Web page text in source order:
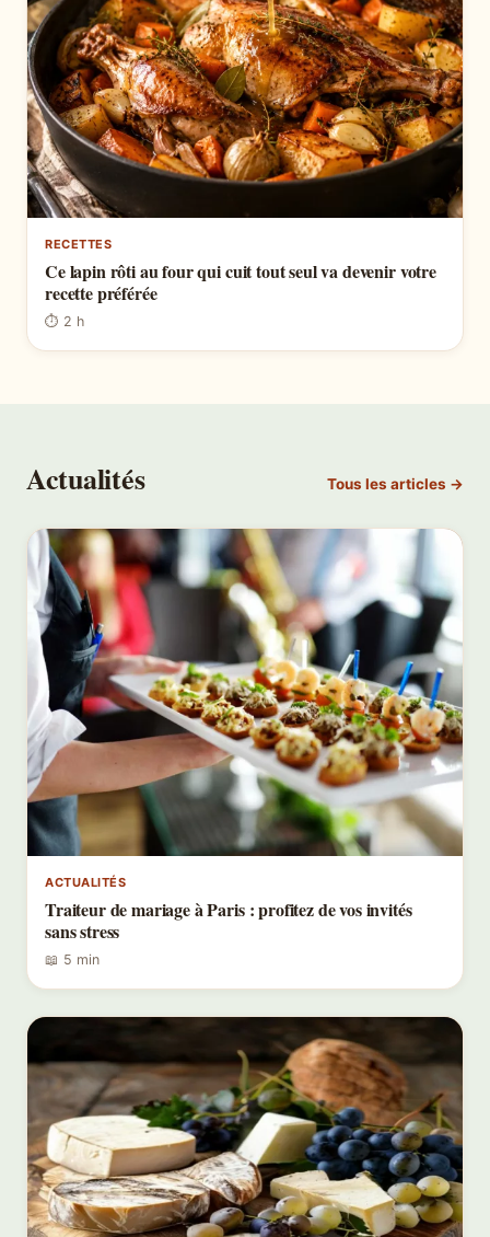
RECETTES
Ce lapin rôti au four qui cuit tout seul va devenir votre
recette préférée
⏱ 2 h
Actualités Tous les articles →
ACTUALITÉS
Traiteur de mariage à Paris : profitez de vos invités
sans stress
📖 5 min